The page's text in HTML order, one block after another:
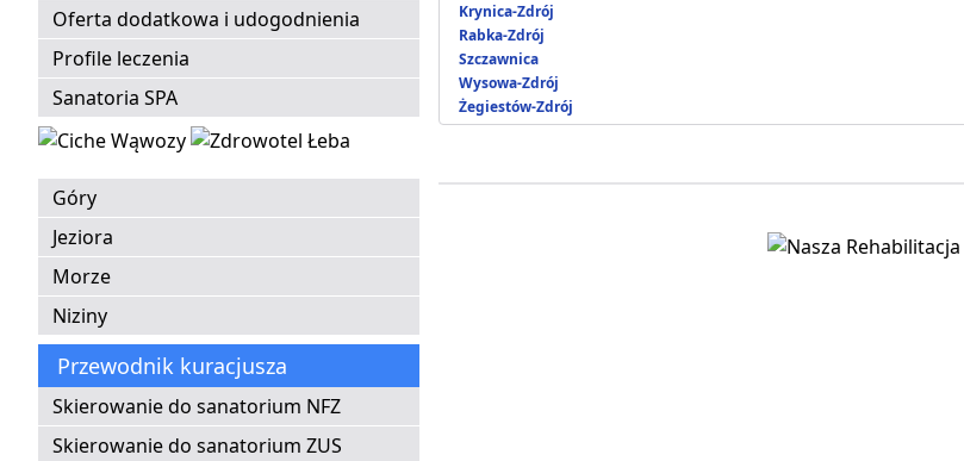
Oferta dodatkowa i udogodnienia
Profile leczenia
Sanatoria SPA
Góry
Jeziora
Morze
Niziny
Przewodnik kuracjusza
Skierowanie do sanatorium NFZ
Skierowanie do sanatorium ZUS
Krynica-Zdrój
Rabka-Zdrój
Szczawnica
Wysowa-Zdrój
Żegiestów-Zdrój